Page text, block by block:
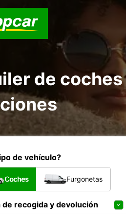
de
de vehículo?
Coches Furgonetas
de recogida y devolución